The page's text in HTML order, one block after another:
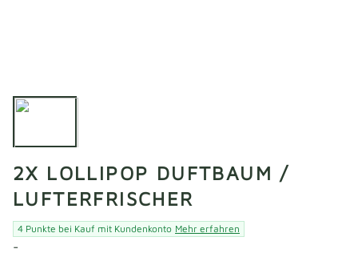
2X LOLLIPOP DUFTBAUM /
LUFTERFRISCHER
4 Punkte bei Kauf mit Kundenkonto Mehr erfahren
-